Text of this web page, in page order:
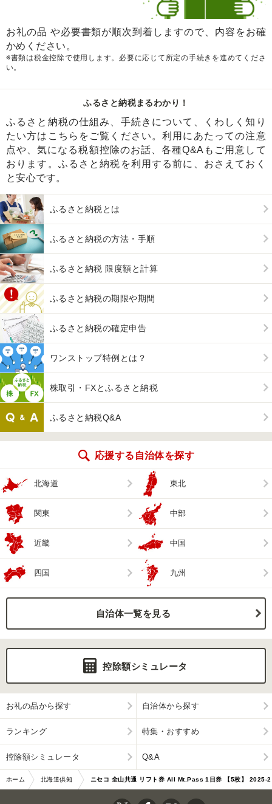
お礼の品 や必要書類が順次到着しますので、内容をお確
かめください。
※書類は税金控除で使用します。必要に応じて所定の手続きを進めてくださ
い。
ふるさと納税まるわかり！
ふるさと納税の仕組み、手続きについて、くわしく知り
たい方はこちらをご覧ください。利用にあたっての注意
点や、気になる税額控除のお話、各種Q&Aもご用意して
おります。ふるさと納税を利用する前に、おさえておく
と安心です。
ふるさと納税とは
ふるさと納税の方法・手順
ふるさと納税 限度額と計算
ふるさと納税の期限や期間
ふるさと納税の確定申告
ワンストップ特例とは？
株取引・FXとふるさと納税
ふるさと納税Q&A
応援する自治体を探す
北海道 東北
関東 中部
近畿 中国
四国 九州
自治体一覧を見る
控除額シミュレータ
お礼の品から探す 自治体から探す
ランキング 特集・おすすめ
控除額シミュレータ Q&A
ホーム 北海道倶知 ニセコ 全山共通 リフト券 All Mt.Pass 1日券 【5枚】 2025-2
026シーズン